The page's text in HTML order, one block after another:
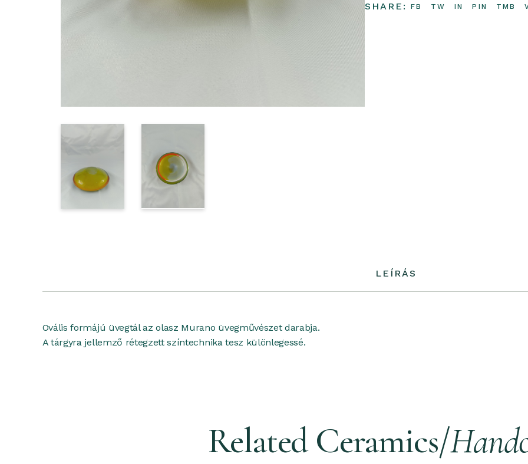
SHARE:
FB TW IN PIN TMB
LEÍRÁS
Ovális formájú üvegtál az olasz Murano üvegművészetdarabja.
A tárgyra jellemző rétegzett színtechnikatesz különlegessé.
Related Ceramics/